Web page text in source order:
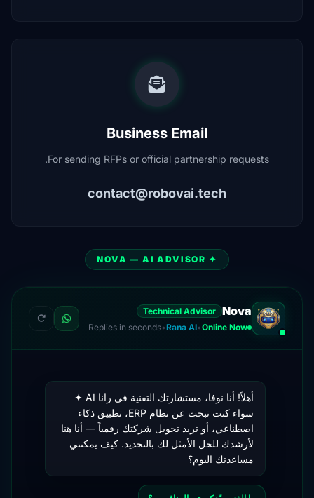
Business Email
For sending RFPs or official partnership requests.
contact@robovai.tech
✦ NOVA — AI ADVISOR
Nova
Technical Advisor
Online Now
•
Rana AI
•
Replies in seconds
أهلاً! أنا نوفا، مستشارتك التقنية في رانا AI ✦
سواء كنت تبحث عن نظام ERP، تطبيق ذكاء
اصطناعي، أو تريد تحويل شركتك رقمياً — أنا هنا
لأرشدك للحل الأمثل لك بالتحديد. كيف يمكنني
مساعدتك اليوم؟